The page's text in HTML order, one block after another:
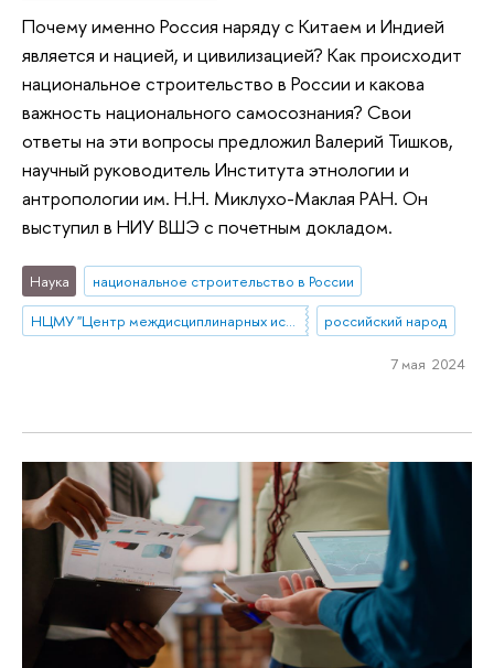
Почему именно Россия наряду с Китаем и Индией
является и нацией, и цивилизацией? Как происходит
национальное строительство в России и какова
важность национального самосознания? Свои
ответы на эти вопросы предложил Валерий Тишков,
научный руководитель Института этнологии и
антропологии им. Н.Н. Миклухо-Маклая РАН. Он
выступил в НИУ ВШЭ с почетным докладом.
Наука
национальное строительство в России
НЦМУ "Центр междисциплинарных исследований человеческого потенциала"
российский народ
7 мая 2024